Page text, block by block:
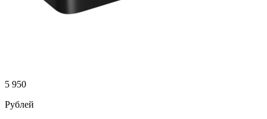
5 950
Рублей